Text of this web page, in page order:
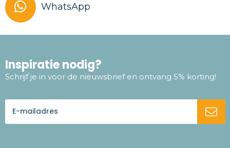
WhatsApp
Inspiratie nodig?
Schrijf je in voor de nieuwsbrief en ontvang 5% korting!